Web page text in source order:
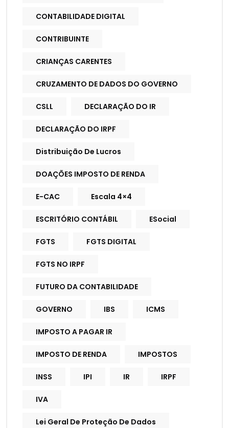
CONTABILIDADE DIGITAL
CONTRIBUINTE
CRIANÇAS CARENTES
CRUZAMENTO DE DADOS DO GOVERNO
CSLL DECLARAÇÃO DO IR
DECLARAÇÃO DO IRPF
Distribuição De Lucros
DOAÇÕES IMPOSTO DE RENDA
E-CAC Escala 4×4
ESCRITÓRIO CONTÁBIL ESocial
FGTS FGTS DIGITAL
FGTS NO IRPF
FUTURO DA CONTABILIDADE
GOVERNO IBS ICMS
IMPOSTO A PAGAR IR
IMPOSTO DE RENDA IMPOSTOS
INSS IPI IR IRPF
IVA
Lei Geral De Proteção De Dados